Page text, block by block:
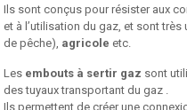
Ils sont conçus pour résister aux
et à l’utilisation du gaz, et sont très
de pêche), agricole etc.
Les embouts à sertir gaz sont
des tuyaux transportant du gaz .
Ils permettent de créer une